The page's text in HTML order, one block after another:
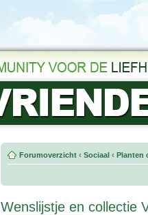
Forumoverzicht ‹ Sociaal ‹ Planten
Wenslijstje en collectie